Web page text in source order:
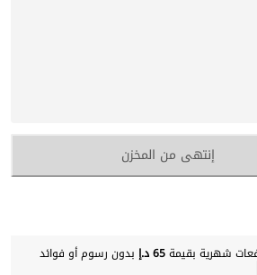
إنتهى من المخزن
65 د.إ
بدون رسوم أو فوائد